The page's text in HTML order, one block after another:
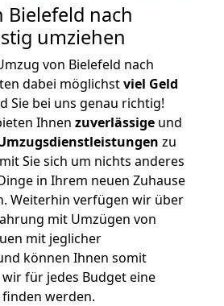
Bielefeld nach
umziehen
von Bielefeld nach
dabei möglichstviel Geld
Sie bei uns genau richtig!
Ihnen zuverlässige und
zu
Sie sich um nichts anderes
in Ihrem neuen Zuhause
Weiterhin verfügen wir über
mit Umzügen von
mit jeglicher
können Ihnen somit
für jedes Budget eine
werden.